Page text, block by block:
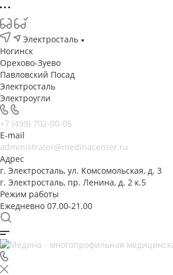
Электросталь
Ногинск
Орехово-Зуево
Павловский Посад
Электросталь
Электроугли
+7 (499) 702-00-05
E-mail
administrator@medinacenter.ru
Адрес
г. Электросталь, ул. Комсомольская, д. 3
г. Электросталь, пр. Ленина, д. 2 к.5
Режим работы
Ежедневно 07.00-21.00